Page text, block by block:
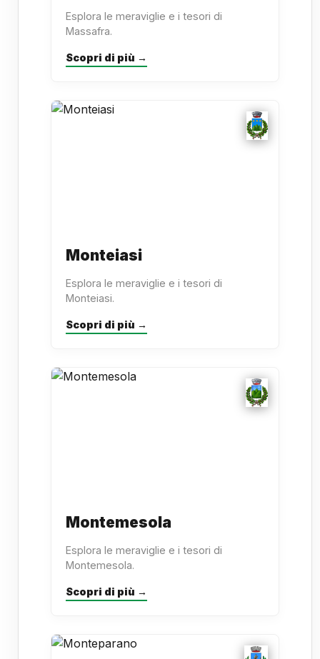
Esplora le meraviglie e i tesori di
Massafra.
Scopri di più →
Monteiasi
Esplora le meraviglie e i tesori di
Monteiasi.
Scopri di più →
Montemesola
Esplora le meraviglie e i tesori di
Montemesola.
Scopri di più →